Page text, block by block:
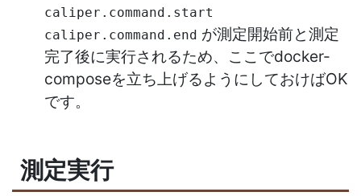
caliper.command.start
caliper.command.end が測定開始前と測定
完了後に実行されるため、ここでdocker-
composeを立ち上げるようにしておけばOK
です。
測定実行